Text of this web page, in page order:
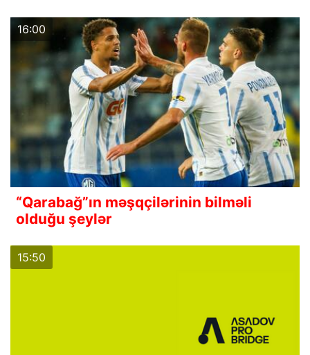
16:00
“Qarabağ”ın məşqçilərinin bilməli
olduğu şeylər
15:50